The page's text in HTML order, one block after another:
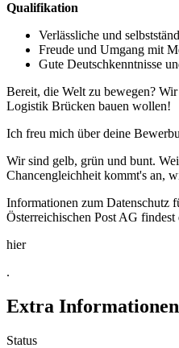
Qualifikation
Verlässliche und
Freude und Umgang mit
Gute Deutschkenntnisse
Bereit, die Welt zu bewegen?
Logistik Brücken bauen wollen!
Ich freu mich über deine
Wir sind gelb, grün und bunt.
Chancengleichheit kommt's an,
Informationen zum Datenschutz
Österreichischen Post AG findest
hier
.
Extra Informationen
Status